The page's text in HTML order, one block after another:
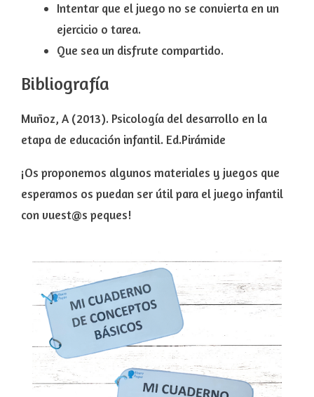
Intentar que el juego no se convierta en un
ejercicio o tarea.
Que sea un disfrute compartido.
Bibliografía
Muñoz, A (2013). Psicología del desarrollo en la
etapa de educación infantil. Ed.Pirámide
¡Os proponemos algunos materiales y juegos que
esperamos os puedan ser útil para el juego infantil
con vuest@s peques!